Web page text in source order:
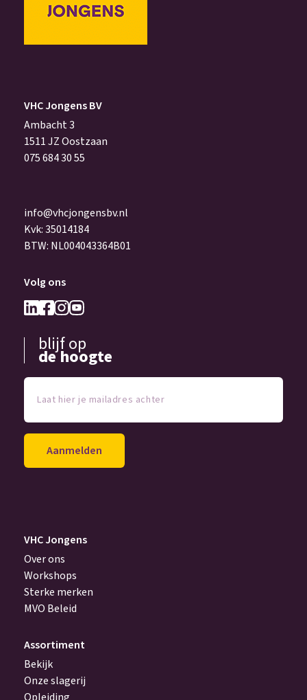
VHC Jongens BV
Ambacht 3
1511 JZ Oostzaan
075 684 30 55
info@vhcjongensbv.nl
Kvk: 35014184
BTW: NL004043364B01
Volg ons
blijf op
de hoogte
je
achter
VHC Jongens
Over ons
Workshops
Sterke merken
MVO Beleid
Assortiment
Bekijk
Onze slagerij